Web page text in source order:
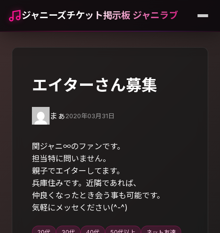
ジャニーズチケット掲示板 ジャニラブ
エイターさん募集
まぁ2020年03月31日
関ジャニ∞のファンです。
担当特に問いません。
親子でエイターしてます。
兵庫住みです。近隣であれば、
仲良くなったとき会う事も可能です。
気軽にメッセください(^-^)